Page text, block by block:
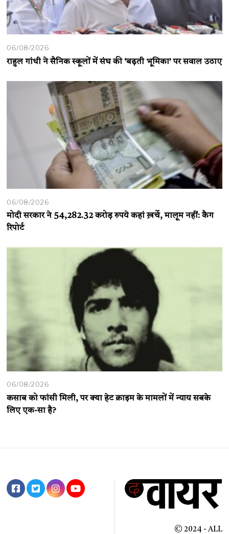
06/08/2026
राहुल गांधी ने सैनिक स्कूलों में संघ की ‘बढ़ती भूमिका’ पर सवाल उठाए
06/08/2026
मोदी सरकार ने 54,282.32 करोड़ रुपये कहां ख़र्चे, मालूम नहीं: कैग
रिपोर्ट
06/08/2026
कसाब को फांसी मिली, पर क्या हेट क्राइम के मामलों में न्याय सबके
लिए एक-सा है?
© 2024 - ALL